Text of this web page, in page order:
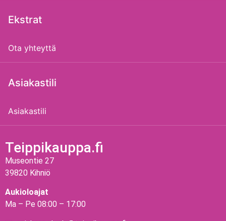
Ekstrat
Ota yhteyttä
Asiakastili
Asiakastili
Teippikauppa.fi
Museontie 27
39820 Kihniö
Aukioloajat
Ma – Pe 08:00 – 17:00